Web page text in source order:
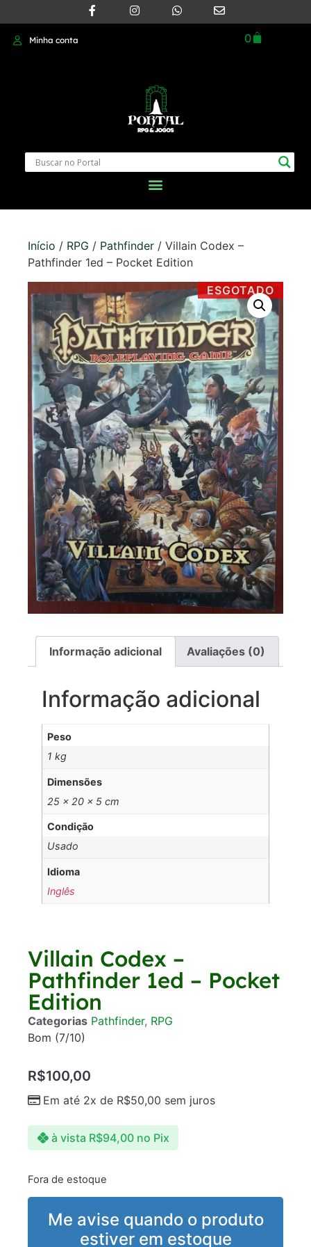
Minha conta 0
Início / RPG / Pathfinder / Villain Codex –
Pathfinder 1ed – Pocket Edition
ESGOTADO
Informação adicional Avaliações (0)
Informação adicional
Peso
1 kg
Dimensões
25 × 20 × 5 cm
Condição
Usado
Idioma
Inglês
Villain Codex –
Pathfinder 1ed – Pocket
Edition
Categorias Pathfinder, RPG
Bom (7/10)
R$100,00
Em até 2x de R$50,00 sem juros
à vista R$94,00 no Pix
Fora de estoque
Me avise quando o produto
estiver em estoque